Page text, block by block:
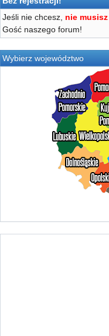
Jeśli nie chcesz, nie
Gość naszego forum!
Wybierz województwo